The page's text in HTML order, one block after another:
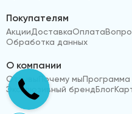
Покупателям
АкцииДоставкаОплата
Обработка данных
О компании
Отзывы Почему мыПрограмма
Эксклюзивный брендБлог